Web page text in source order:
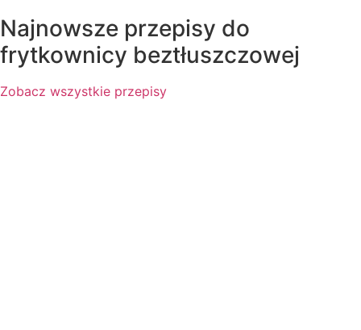
Najnowsze przepisy do
frytkownicy beztłuszczowej
Zobacz wszystkie przepisy